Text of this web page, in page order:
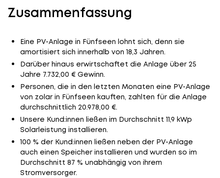
Zusammenfassung
Eine PV-Anlage in Fünfseen lohnt sich, denn sie
amortisiert sich innerhalb von 18,3 Jahren.
Darüber hinaus erwirtschaftet die Anlage über 25
Jahre 7.732,00 € Gewinn.
Personen, die in den letzten Monaten eine PV-Anlage
von zolar in Fünfseen kauften, zahlten für die Anlage
durchschnittlich 20.978,00 €.
Unsere Kund:innen ließen im Durchschnitt 11,9 kWp
Solarleistung installieren.
100 % der Kund:innen ließen neben der PV-Anlage
auch einen Speicher installieren und wurden so im
Durchschnitt 87 % unabhängig von ihrem
Stromversorger.